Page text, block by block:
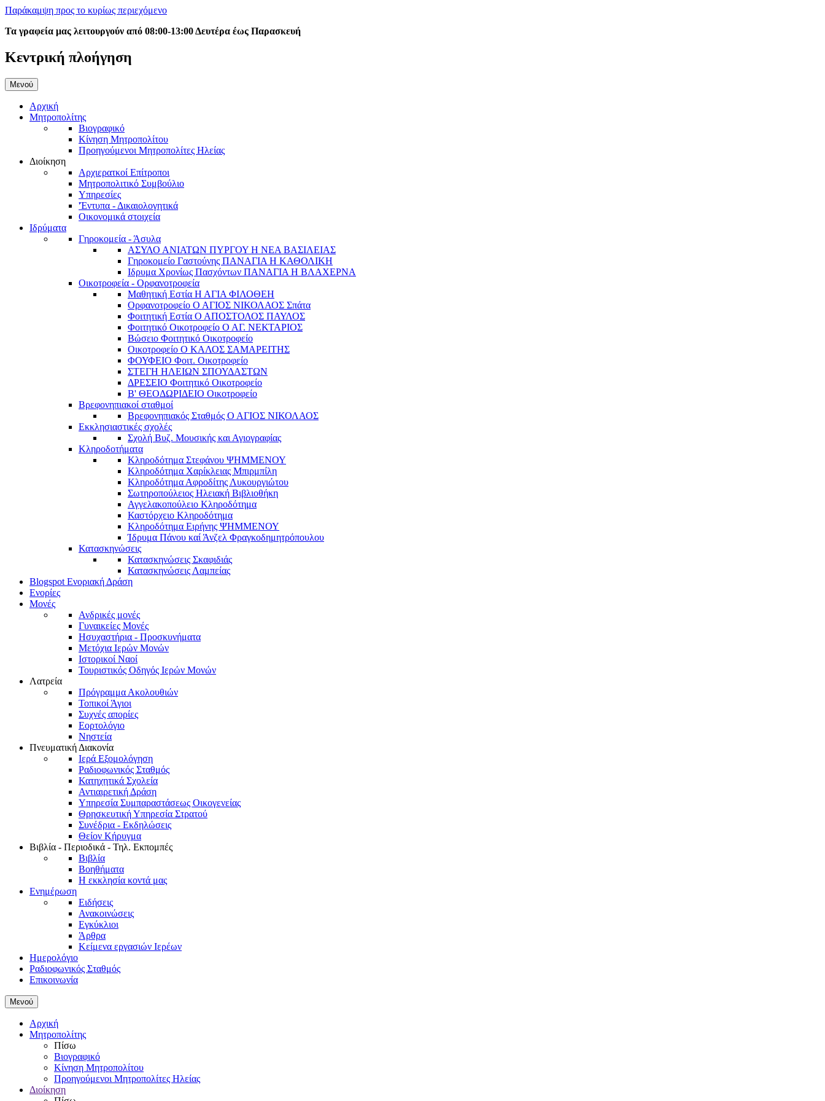
Παράκαμψη προς το κυρίως περιεχόμενο
Τα γραφεία μας λειτουργούν από 08:00-13:00 Δευτέρα έως Παρασκευή
Κεντρική πλοήγηση
Μενού
Αρχική
Μητροπολίτης
Βιογραφικό
Κίνηση Μητροπολίτου
Προηγούμενοι Μητροπολίτες Ηλείας
Διοίκηση
Αρχιερατκοί Επίτροποι
Μητροπολιτικό Συμβούλιο
Υπηρεσίες
'Έντυπα - Δικαιολογητικά
Οικονομικά στοιχεία
Ιδρύματα
Γηροκομεία - Άσυλα
ΑΣΥΛΟ ΑΝΙΑΤΩΝ ΠΥΡΓΟΥ Η ΝΕΑ ΒΑΣΙΛΕΙΑΣ
Γηροκομείο Γαστούνης ΠΑΝΑΓΙΑ Η ΚΑΘΟΛΙΚΗ
Ιδρυμα Χρονίως Πασχόντων ΠΑΝΑΓΙΑ Η ΒΛΑΧΕΡΝΑ
Οικοτροφεία - Ορφανοτροφεία
Μαθητική Εστία Η ΑΓΙΑ ΦΙΛΟΘΕΗ
Ορφανοτροφείο Ο ΑΓΙΟΣ ΝΙΚΟΛΑΟΣ Σπάτα
Φοιτητική Εστία Ο ΑΠΟΣΤΟΛΟΣ ΠΑΥΛΟΣ
Φοιτητικό Οικοτροφείο Ο ΑΓ. ΝΕΚΤΑΡΙΟΣ
Βώσειο Φοιτητικό Οικοτροφείο
Οικοτροφείο Ο ΚΑΛΟΣ ΣΑΜΑΡΕΙΤΗΣ
ΦΟΥΦΕΙΟ Φοιτ. Οικοτροφείο
ΣΤΕΓΗ ΗΛΕΙΩΝ ΣΠΟΥΔΑΣΤΩΝ
ΔΡΕΣΕΙΟ Φοιτητικό Οικοτροφείο
Β' ΘΕΟΔΩΡΙΔΕΙΟ Οικοτροφείο
Βρεφονηπιακοί σταθμοί
Βρεφονηπιακός Σταθμός Ο ΑΓΙΟΣ ΝΙΚΟΛΑΟΣ
Εκκλησιαστικές σχολές
Σχολή Βυζ. Μουσικής και Αγιογραφίας
Κληροδοτήματα
Κληροδότημα Στεφάνου ΨΗΜΜΕΝΟΥ
Κληροδότημα Χαρίκλειας Μπιρμπίλη
Κληροδότημα Αφροδίτης Λυκουργιώτου
Σωτηροπούλειος Ηλειακή Βιβλιοθήκη
Αγγελακοπούλειο Κληροδότημα
Καστόρχειο Κληροδότημα
Κληροδότημα Ειρήνης ΨΗΜΜΕΝΟΥ
Ίδρυμα Πάνου καί Άνζελ Φραγκοδημητρόπουλου
Κατασκηνώσεις
Κατασκηνώσεις Σκαφιδιάς
Κατασκηνώσεις Λαμπείας
Blogspot Ενοριακή Δράση
Ενορίες
Μονές
Ανδρικές μονές
Γυναικείες Μονές
Ησυχαστήρια - Προσκυνήματα
Μετόχια Ιερών Μονών
Ιστορικοί Ναοί
Τουριστικός Οδηγός Ιερών Μονών
Λατρεία
Πρόγραμμα Ακολουθιών
Τοπικοί Άγιοι
Συχνές απορίες
Εορτολόγιο
Νηστεία
Πνευματική Διακονία
Ιερά Εξομολόγηση
Ραδιοφωνικός Σταθμός
Κατηχητικά Σχολεία
Αντιαιρετική Δράση
Υπηρεσία Συμπαραστάσεως Οικογενείας
Θρησκευτική Υπηρεσία Στρατού
Συνέδρια - Εκδηλώσεις
Θείον Κήρυγμα
Βιβλία - Περιοδικά - Τηλ. Εκπομπές
Βιβλία
Βοηθήματα
Η εκκλησία κοντά μας
Ενημέρωση
Ειδήσεις
Ανακοινώσεις
Εγκύκλιοι
Άρθρα
Κείμενα εργασιών Ιερέων
Ημερολόγιο
Ραδιοφωνικός Σταθμός
Επικοινωνία
Μενού
Αρχική
Μητροπολίτης
Πίσω
Βιογραφικό
Κίνηση Μητροπολίτου
Προηγούμενοι Μητροπολίτες Ηλείας
Διοίκηση